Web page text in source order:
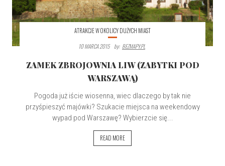
ATRAKCJE W OKOLICY DUŻYCH MIAST
10 MARCA 2015 By: BEZMAPY.PL
ZAMEK ZBROJOWNIA LIW (ZABYTKI POD
WARSZAWĄ)
Pogoda już iście wiosenna, wiec dlaczego by tak nie
przyśpieszyć majówki? Szukacie miejsca na weekendowy
wypad pod Warszawę? Wybierzcie się...
READ MORE